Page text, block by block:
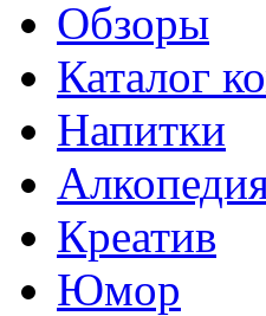
Обзоры
Каталог
Напитки
Креатив
Юмор